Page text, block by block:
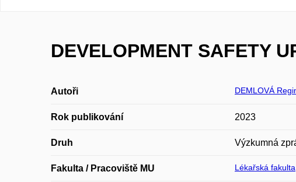
DEVELOPMENT SAFETY
Autoři DEMLOVÁ
Rok publikování 2023
Druh Výzkumná
Fakulta / Pracoviště MU Lékařská fakulta